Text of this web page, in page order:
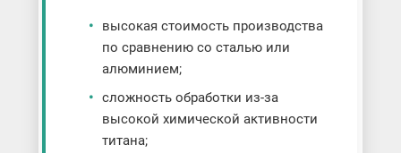
высокая стоимость производства
по сравнению со сталью или
алюминием;
сложность обработки из-за
высокой химической активности
титана;